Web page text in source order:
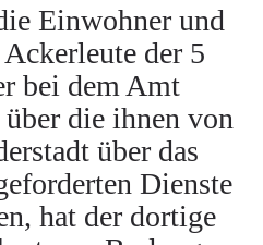
Einwohner und
der 5
bei dem Amt
die ihnen von
über das
Dienste
hat der dortige